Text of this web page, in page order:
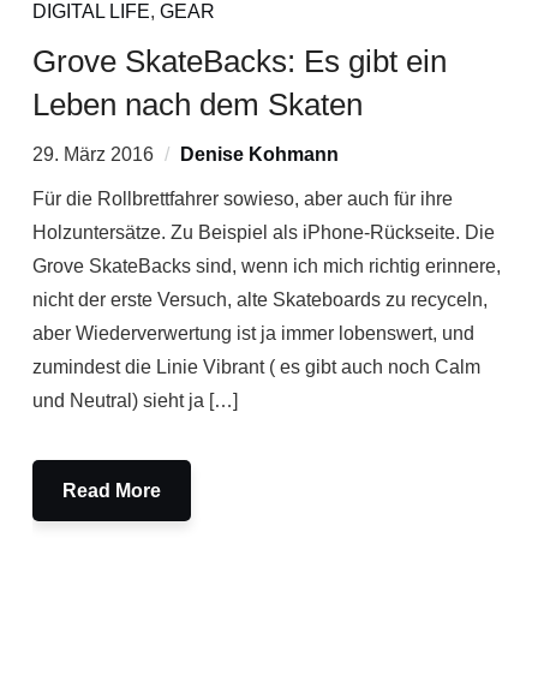
DIGITAL LIFE, GEAR
Grove SkateBacks: Es gibt ein
Leben nach dem Skaten
29. März 2016 Denise Kohmann
Für die Rollbrettfahrer sowieso, aber auch für ihre
Holzuntersätze. Zu Beispiel als iPhone-Rückseite. Die
Grove SkateBacks sind, wenn ich mich richtig erinnere,
nicht der erste Versuch, alte Skateboards zu recyceln,
aber Wiederverwertung ist ja immer lobenswert, und
zumindest die Linie Vibrant ( es gibt auch noch Calm
und Neutral) sieht ja […]
Read More